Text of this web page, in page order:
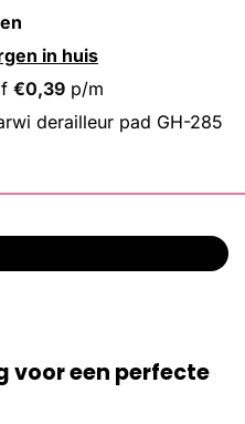
in huis
€0,39 p/m
derailleur pad GH-285
voor een perfecte